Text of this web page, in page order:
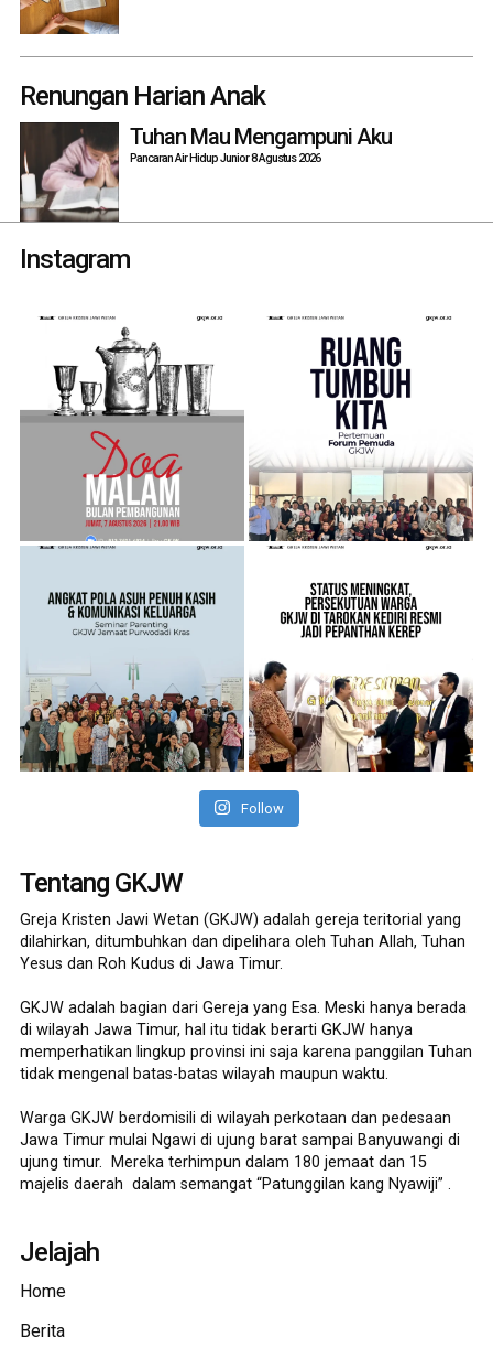
Renungan Harian Anak
Tuhan Mau Mengampuni Aku
Pancaran Air Hidup Junior 8 Agustus 2026
Instagram
Follow
Tentang GKJW
Greja Kristen Jawi Wetan (GKJW) adalah gereja teritorial yang
dilahirkan, ditumbuhkan dan dipelihara oleh Tuhan Allah, Tuhan
Yesus dan Roh Kudus di Jawa Timur.
GKJW adalah bagian dari Gereja yang Esa. Meski hanya berada
di wilayah Jawa Timur, hal itu tidak berarti GKJW hanya
memperhatikan lingkup provinsi ini saja karena panggilan Tuhan
tidak mengenal batas-batas wilayah maupun waktu.
Warga GKJW berdomisili di wilayah perkotaan dan pedesaan
Jawa Timur mulai Ngawi di ujung barat sampai Banyuwangi di
ujung timur. Mereka terhimpun dalam 180 jemaat dan 15
majelis daerah dalam semangat “Patunggilan kang Nyawiji” .
Jelajah
Home
Berita